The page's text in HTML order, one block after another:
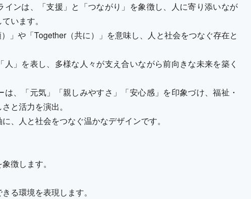
インは、「支援」と「つながり」を象徴し、人に寄り添いなが
います。
」や「Together（共に）」を意味し、人と社会をつなぐ存在と
」を表し、多様な人々が支え合いながら前向きな未来を築く
、「元気」「親しみやすさ」「安心感」を印象づけ、福祉・
と活力を演出。
、人と社会をつなぐ温かなデザインです。
徴します。
る環境を表現します。